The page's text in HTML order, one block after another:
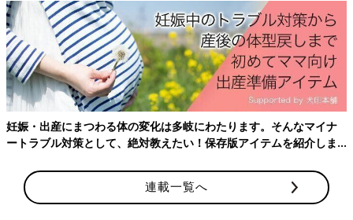
（
https://www.6sei.net/
）を監修。
「衣食住」が人生の基本との考えから、アパレルブランド、無農
薬野菜サブスクや「子どもたちが笑顔になる社会の実現」を目指
す【スマイルプロジェクト】を始動するなど多方面で活動中。雑
誌連載も抱え、著書に毎年出版する『六星占術による あなたの
運命』など多数。YouTube「細木かおりチャンネル」
（https://www.youtube.com/@kaori_channel）では六星占術に
関する知識や活用方法などを配信し、その収益全額をスマイルプ
ロジェクトに寄付している。
■個人鑑定のお申込み方法などは、公式ホームページ：
https://officehosoki.com
妊娠・出産にまつわる体の変化は多岐にわたります。そんなマイナ
ートラブル対策として、絶対教えたい！保存版アイテムを紹介しま
連載一覧へ